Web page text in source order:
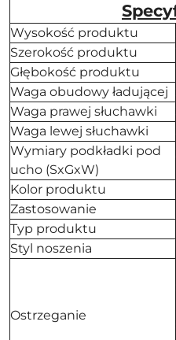
Wysokość produktu
Szerokość produktu
Głębokość produktu
Waga obudowy ładującej
Waga prawej słuchawki
Waga lewej słuchawki
Wymiary podkładki pod
ucho (SxGxW)
Kolor produktu
Zastosowanie
Typ produktu
Styl noszenia
Ostrzeganie